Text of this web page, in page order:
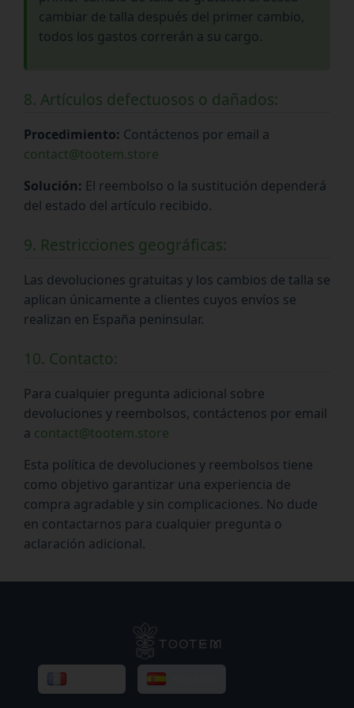
cambiar de talla después del primer cambio,
todos los gastos correrán a su cargo.
8. Artículos defectuosos o dañados:
Procedimiento: Contáctenos por email a
contact@tootem.store
Solución: El reembolso o la sustitución dependerá
del estado del artículo recibido.
9. Restricciones geográficas:
Las devoluciones gratuitas y los cambios de talla se
aplican únicamente a clientes cuyos envíos se
realizan en España peninsular.
10. Contacto:
Para cualquier pregunta adicional sobre
devoluciones y reembolsos, contáctenos por email
a contact@tootem.store
Esta política de devoluciones y reembolsos tiene
como objetivo garantizar una experiencia de
compra agradable y sin complicaciones. No dude
en contactarnos para cualquier pregunta o
aclaración adicional.